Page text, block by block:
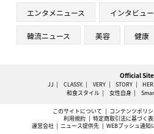
エンタメニュース インタビュー
韓流ニュース 美容 健康
Official Site
JJ CLASSY. VERY STORY
和食スタイル
女性自身
このサイトについて コンテンツポリ
利用規約
特定商取引法に基づく
運営会社
ニュース提供先 WEBプッシュ通知